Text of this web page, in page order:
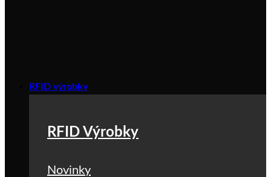
RFID výrobky
RFID Výrobky
Novinky